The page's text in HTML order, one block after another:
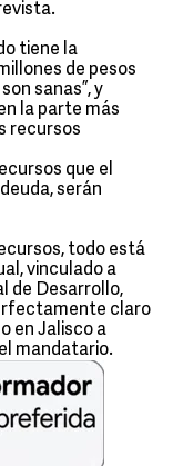
tiene la
de pesos
sanas”, y
la parte más
recursos
que el
serán
todo está
vinculado a
de Desarrollo,
claro
en Jalisco a
mandatario.